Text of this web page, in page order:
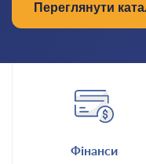
Переглянути
Фінанси